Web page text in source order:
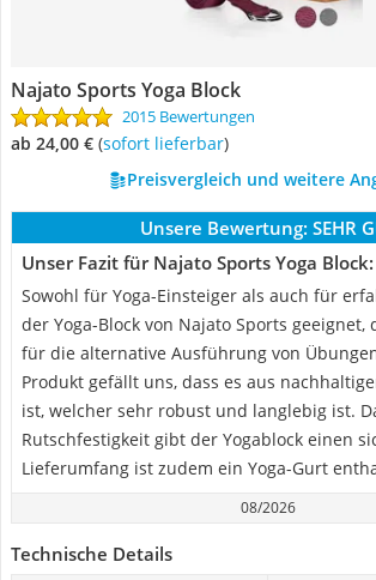
Najato Sports Yoga Block
2015 Bewertungen
ab 24,00 € ( Sofort lieferbar)
Preisvergleich und weitere
Unsere Bewertung: SEHR
Unser Fazit für Najato Sports Yoga Block:
Sowohl für Yoga-Einsteiger als auch für
der Yoga-Block von Najato Sports geeignet,
für die alternative Ausführung von
Produkt gefällt uns, dass es aus
ist, welcher sehr robust und langlebig ist.
Rutschfestigkeit gibt der Yogablock einen
Lieferumfang ist zudem ein Yoga-Gurt
08/2026
Technische Details